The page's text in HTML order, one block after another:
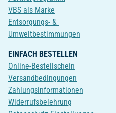
VBS als Marke
Entsorgungs- &
Umweltbestimmungen
EINFACH BESTELLEN
Online-Bestellschein
Versandbedingungen
Zahlungsinformationen
Widerrufsbelehrung